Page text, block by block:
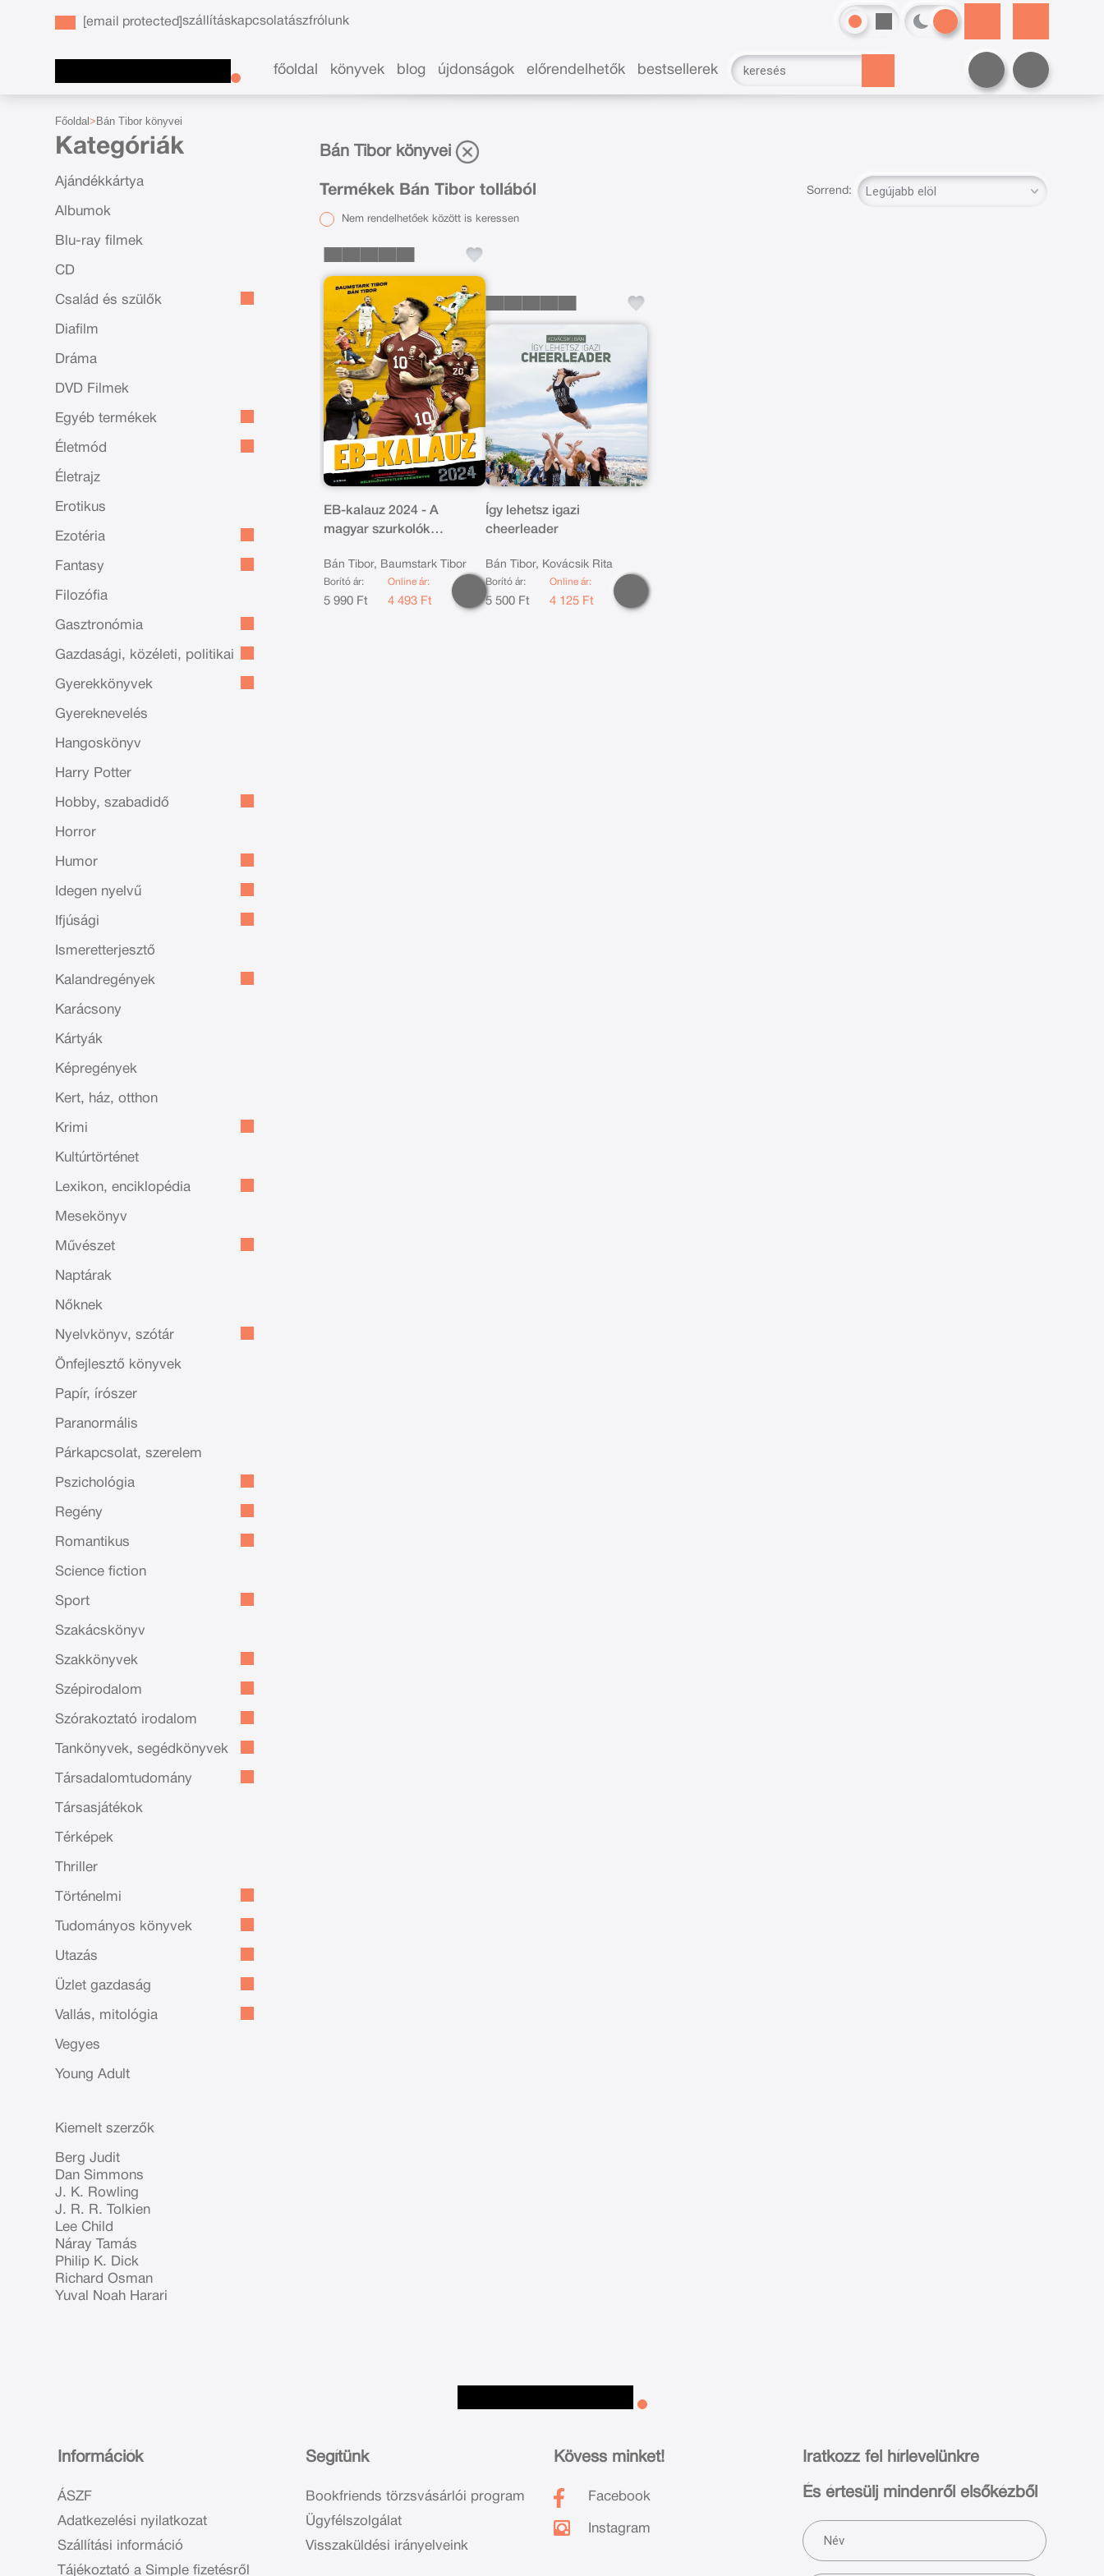
[email protected]szállításkapcsolatászfrólunk
főoldal könyvek blog újdonságok előrendelhetők bestsellerek
Főoldal Bán Tibor könyvei
Kategóriák
Ajándékkártya
Albumok
Blu-ray filmek
CD
Család és szülők
Diafilm
Dráma
DVD Filmek
Egyéb termékek
Életmód
Életrajz
Erotikus
Ezotéria
Fantasy
Filozófia
Gasztronómia
Gazdasági, közéleti, politikai
Gyerekkönyvek
Gyereknevelés
Hangoskönyv
Harry Potter
Hobby, szabadidő
Horror
Humor
Idegen nyelvű
Ifjúsági
Ismeretterjesztő
Kalandregények
Karácsony
Kártyák
Képregények
Kert, ház, otthon
Krimi
Kultúrtörténet
Lexikon, enciklopédia
Mesekönyv
Művészet
Naptárak
Nőknek
Nyelvkönyv, szótár
Önfejlesztő könyvek
Papír, írószer
Paranormális
Párkapcsolat, szerelem
Pszichológia
Regény
Romantikus
Science fiction
Sport
Szakácskönyv
Szakkönyvek
Szépirodalom
Szórakoztató irodalom
Tankönyvek, segédkönyvek
Társadalomtudomány
Társasjátékok
Térképek
Thriller
Történelmi
Tudományos könyvek
Utazás
Üzlet gazdaság
Vallás, mitológia
Vegyes
Young Adult
Kiemelt szerzők
Berg Judit
Dan Simmons
J. K. Rowling
J. R. R. Tolkien
Lee Child
Náray Tamás
Philip K. Dick
Richard Osman
Yuval Noah Harari
Bán Tibor könyvei
Termékek Bán Tibor tollából Sorrend:
Nem rendelhetőek között is keressen
EB-kalauz 2024 - A
magyar szurkolók
kézikönyve
Bán Tibor, Baumstark Tibor
Borító ár:
5 990 Ft
Online ár:
4 493 Ft
Így lehetsz igazi
cheerleader
Bán Tibor, Kovácsik Rita
Borító ár:
5 500 Ft
Online ár:
4 125 Ft
Információk
ÁSZF
Adatkezelési nyilatkozat
Szállítási információ
Tájékoztató a Simple fizetésről
Segítünk
Bookfriends törzsvásárlói program
Ügyfélszolgálat
Visszaküldési irányelveink
Kövess minket!
Facebook
Instagram
Iratkozz fel hírlevelünkre
És értesülj mindenről elsőkézből